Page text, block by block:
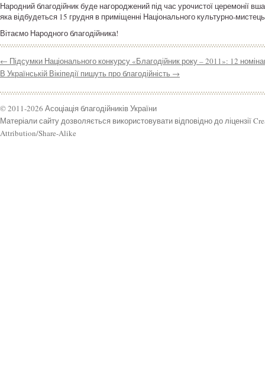
Народний благодійник буде нагороджений під час урочистої церемонії
яка відбудеться 15 грудня в приміщенні Національного культурно-
Вітаємо Народного благодійника!
← Підсумки Національного конкурсу «Благодійник року – 2011»: 12
В Українській Вікіпедії пишуть про благодійність →
© 2011-2026 Асоціація благодійників України
Матеріали сайту дозволяється використовувати відповідно до ліцензії
Attribution/Share-Alike